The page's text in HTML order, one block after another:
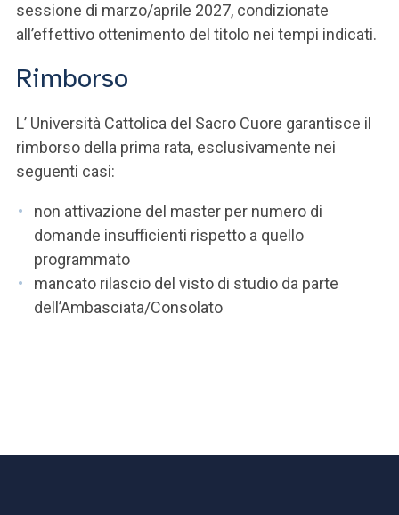
sessione di marzo/aprile 2027, condizionate
all’effettivo ottenimento del titolo nei tempi indicati.
Rimborso
L’ Università Cattolica del Sacro Cuore garantisce il
rimborso della prima rata, esclusivamente nei
seguenti casi:
non attivazione del master per numero di
domande insufficienti rispetto a quello
programmato
mancato rilascio del visto di studio da parte
dell’Ambasciata/Consolato